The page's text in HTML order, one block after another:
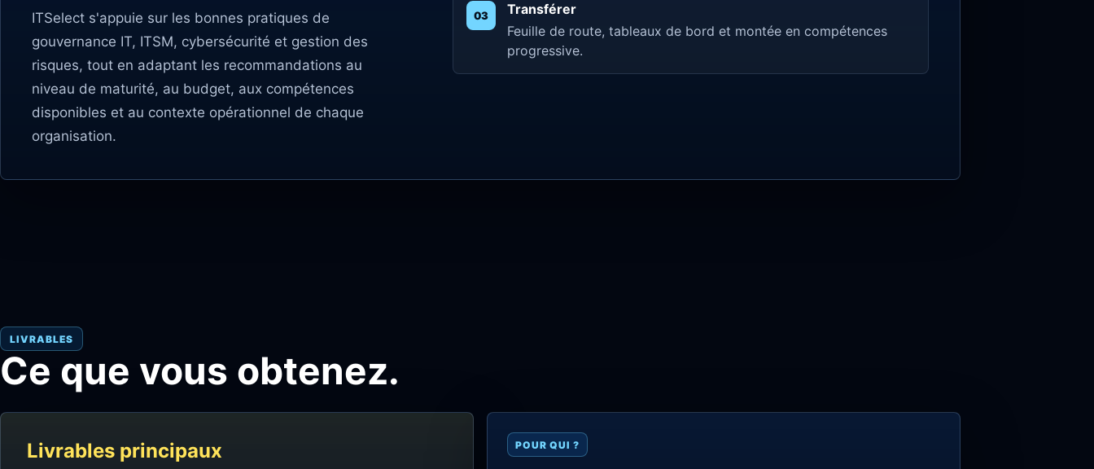
ITSelect s'appuie sur les bonnes pratiques de
gouvernance IT, ITSM, cybersécurité et gestion des
risques, tout en adaptant les recommandations au
niveau de maturité, au budget, aux compétences
disponibles et au contexte opérationnel de chaque
organisation.
Transférer
Feuille de route, tableaux de bord et montée en compétences
progressive.
LIVRABLES
Ce que vous obtenez.
Livrables principaux POUR QUI ?